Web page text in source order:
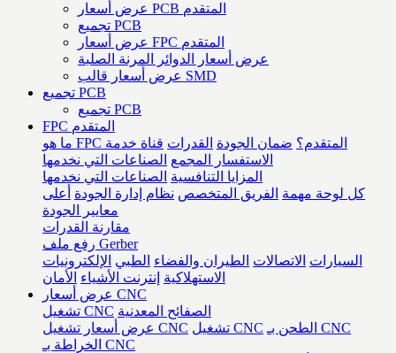
عرض أسعار PCB المتقدم
تجميع PCB
عرض أسعار FPC المتقدم
عرض أسعار الدوائر المرنة الصلبة
عرض أسعار قالب SMD
تجميع PCB
تجميع PCB
FPC المتقدم
ما هو FPC المتقدم؟ ضمان الجودة القدرات قناة خدمة
الاستفسار المجمع الصناعات التي نخدمها
المزايا التنافسية الصناعات التي نخدمها
كل لوحة مهمة الفريق المتخصص نظام إدارة الجودة
أعلى
معايير الجودة
مقارنة القدرات
رفع ملف Gerber
السيارات الاتصالات الطيران والفضاء الطبي الإلكترونيات
الاستهلاكية إنترنت الأشياء الأمان
عرض أسعار CNC
تشغيل CNC الصفائح المعدنية
عرض أسعار تشغيل CNC
تشغيل CNC
الطحن بـ CNC
الخراطة بـ CNC